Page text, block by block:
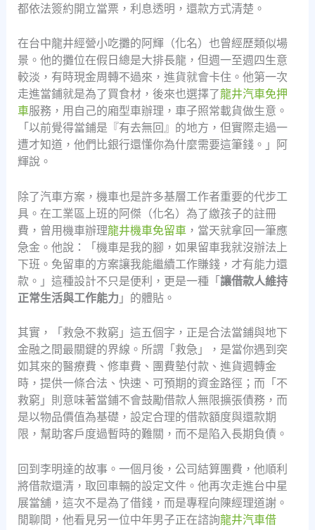
都依法簽約開立當票，利息透明，還款方式清楚。
在台中龍井經營小吃攤的阿輝（化名）也曾經歷類似場
景。他的攤位在假日總是大排長龍，但週一至週四生意
較淡，有時現金周轉不過來，進貨就會卡住。他第一次
走進當鋪就是為了買食材，後來也選擇了龍井汽車免押
車服務，用自己的廂型車辦理，車子照常載貨做生意。
「以前覺得當鋪是『有去無回』的地方，但實際走過一
遭才知道，他們比銀行還懂你為什麼需要這筆錢。」阿
輝說。
除了汽車方案，機車也是許多基層工作者重要的代步工
具。在工業區上班的阿傑（化名）為了繳孩子的註冊
費，曾用機車辦理龍井機車免留車，當天就拿回一筆應
急金。他說：「機車是我的腳，如果留車我就沒辦法上
下班。免留車的方案讓我能繼續工作賺錢，才有能力還
款。」這種設計不只是便利，更是一種「讓借款人維持
正常生活與工作能力 」的體貼。
其實，「救急不救窮」這五個字，正是合法當鋪與地下
金融之間最關鍵的界線。所謂「救急」，是當你遇到突
如其來的醫療費、修車費、團費墊付款、進貨週轉金
時，提供一條合法、快速、可預期的資金路徑；而「不
救窮」則意味著當鋪不會鼓勵借款人無限擴張債務，而
是以物品價值為基礎，設定合理的借款額度與還款期
限，幫助客戶度過暫時的難關，而不是陷入長期負債。
回到李明達的故事。一個月後，公司結算團費，他順利
將借款還清，取回車輛的設定文件。他再次走進台中星
展當舖，這次不是為了借錢，而是專程向陳經理道謝。
閒聊間，他看見另一位中年男子正在諮詢龍井汽車借